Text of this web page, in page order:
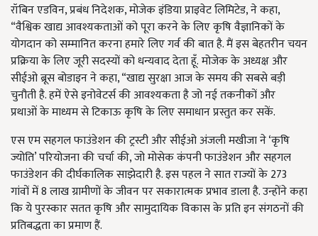
रॉबिन एडविन,प्रबंध निदेशक,मोजेक इंडिया प्राइवेट लिमिटेड,ने कहा,
“वैश्विक खाद्य आवश्यकताओं को पूरा करने के लिए कृषि वैज्ञानिकों के
योगदान को सम्मानित करना हमारे लिए गर्व की बात है. मैं इस बेहतरीन चयन
प्रक्रिया के लिए जूरी सदस्यों को धन्यवाद देता हूँ. मोजेक के अध्यक्ष और
सीईओ ब्रूस बोडाइन ने कहा, “खाद्य सुरक्षा आज के समय की सबसे बड़ी
चुनौती है. हमें ऐसे इनोवेटर्स की आवश्यकता है जो नई तकनीकों और
प्रथाओं के माध्यम से टिकाऊ कृषि के लिए समाधान प्रस्तुत कर सकें.
एस एम सहगल फाउंडेशन की ट्रस्टी और सीईओ अंजली मखीजा ने ‘कृषि
ज्योति’ परियोजना की चर्चा की,जो मोसेक कंपनी फाउंडेशन और सहगल
फाउंडेशन की दीर्घकालिक साझेदारी है. इस पहल ने सात राज्यों के 273
गांवों में 8 लाख ग्रामीणों के जीवन पर सकारात्मक प्रभाव डाला है. उन्होंने कहा
कि ये पुरस्कार सतत कृषि और सामुदायिक विकास के प्रति इन संगठनों की
प्रतिबद्धता का प्रमाण हैं.